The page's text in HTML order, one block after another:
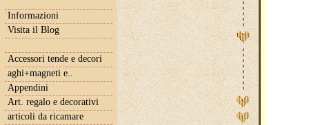
Informazioni
Visita il Blog
Accessori tende e decori
aghi+magneti e..
Appendini
Art. regalo e decorativi
articoli da ricamare